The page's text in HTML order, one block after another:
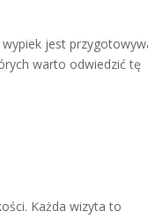
jest
warto odwiedzić tę
Każda wizyta to